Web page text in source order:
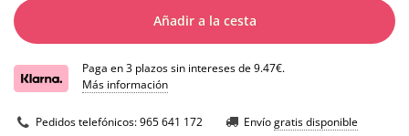
Añadir a la cesta
Paga en 3 plazos sin intereses de 9.47€.
Más información
Pedidos telefónicos:965 641 172 Envíogratis disponible